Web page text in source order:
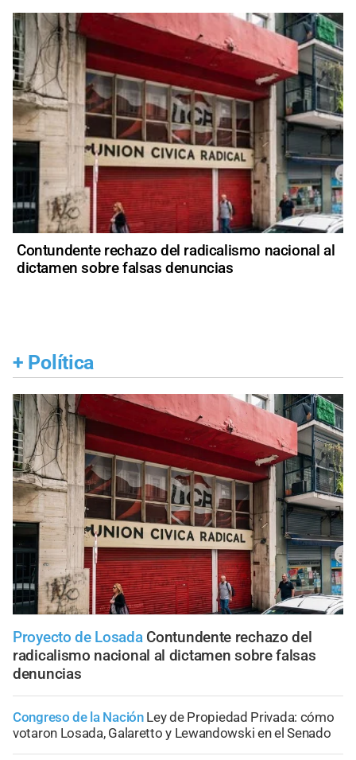
Contundente rechazo del radicalismo nacional al
dictamen sobre falsas denuncias
+ Política
Proyecto de Losada Contundente rechazo del
radicalismo nacional al dictamen sobre falsas
denuncias
Congreso de la Nación Ley de Propiedad Privada: cómo
votaron Losada, Galaretto y Lewandowski en el Senado